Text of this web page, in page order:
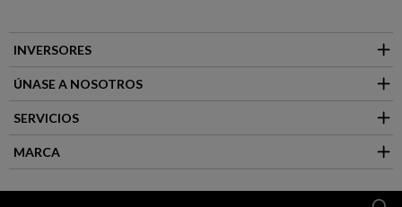
INVERSORES
ÚNASE A NOSOTROS
SERVICIOS
MARCA